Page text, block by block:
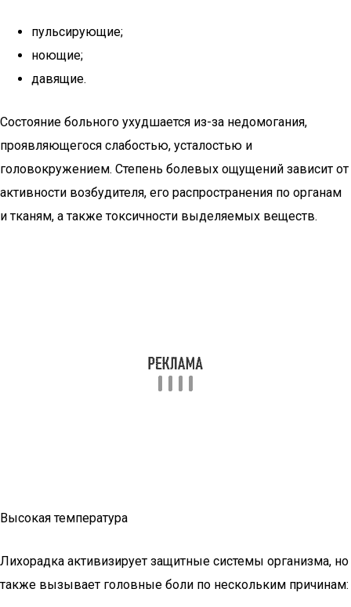
пульсирующие;
ноющие;
давящие.
Состояние больного ухудшается из-за недомогания,
проявляющегося слабостью, усталостью и
головокружением. Степень болевых ощущений зависит от
активности возбудителя, его распространения по органам
и тканям, а также токсичности выделяемых веществ.
Высокая температура
Лихорадка активизирует защитные системы организма, но
также вызывает головные боли по нескольким причинам: